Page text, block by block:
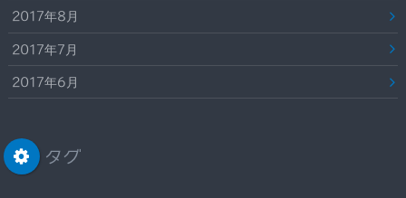
2017年8月
2017年7月
2017年6月
タグ